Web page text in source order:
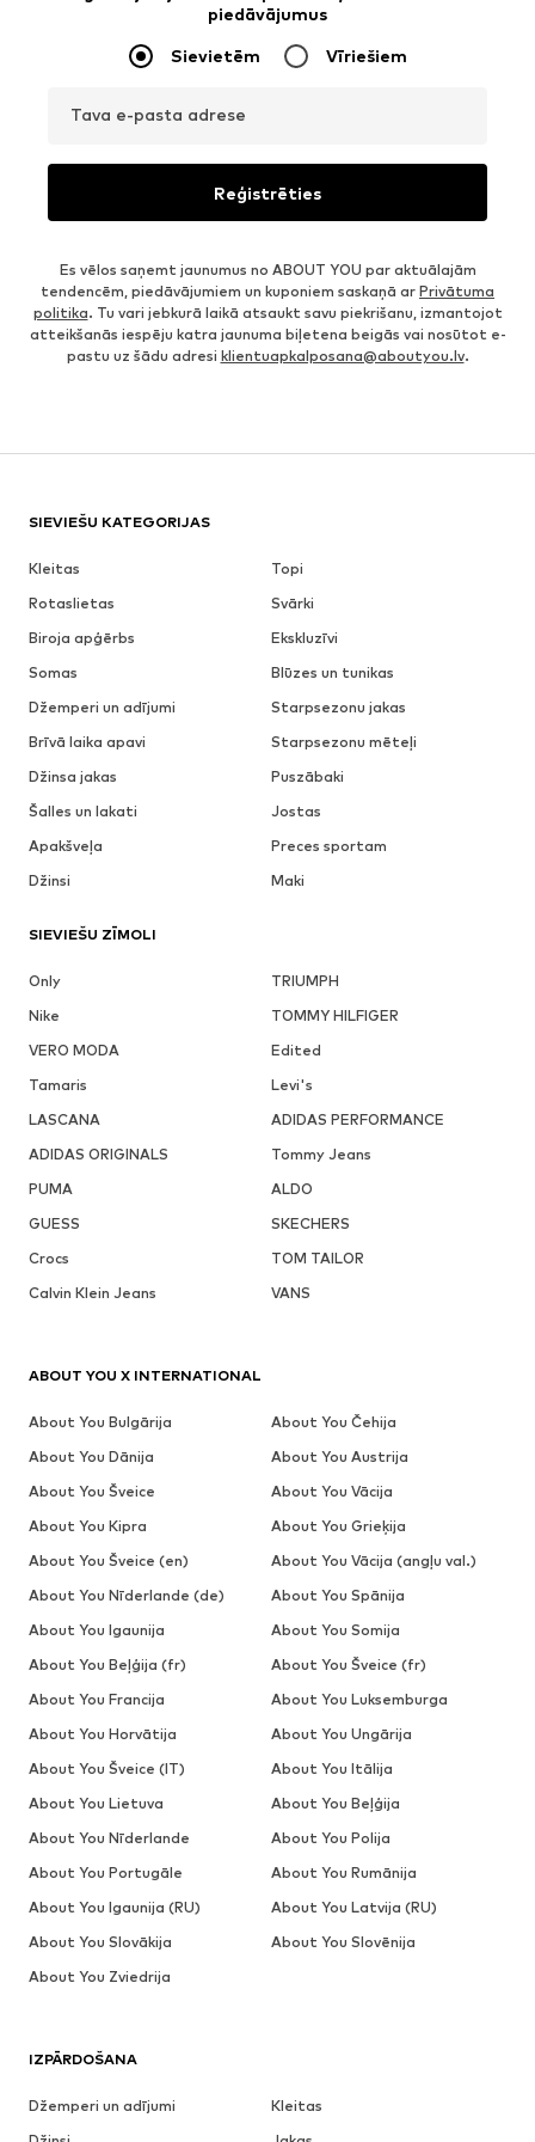
piedāvājumus
Sievietēm Vīriešiem
Tava e-pasta adrese
Reģistrēties
Es vēlos saņemt jaunumus no ABOUT YOU par aktuālajām
tendencēm, piedāvājumiem un kuponiem saskaņā ar Privātuma
politika. Tu vari jebkurā laikā atsaukt savu piekrišanu, izmantojot
atteikšanās iespēju katra jaunuma biļetena beigās vai nosūtot e-
pastu uz šādu adresi klientuapkalposana@aboutyou.lv.
SIEVIEŠU KATEGORIJAS
Kleitas
Topi
Rotaslietas
Svārki
Biroja apģērbs
Ekskluzīvi
Somas
Blūzes un tunikas
Džemperi un adījumi
Starpsezonu jakas
Brīvā laika apavi
Starpsezonu mēteļi
Džinsa jakas
Puszābaki
Šalles un lakati
Jostas
Apakšveļa
Preces sportam
Džinsi
Maki
SIEVIEŠU ZĪMOLI
Only
TRIUMPH
Nike
TOMMY HILFIGER
VERO MODA
Edited
Tamaris
Levi's
LASCANA
ADIDAS PERFORMANCE
ADIDAS ORIGINALS
Tommy Jeans
PUMA
ALDO
GUESS
SKECHERS
Crocs
TOM TAILOR
Calvin Klein Jeans
VANS
IZPĀRDOŠANA
Džemperi un adījumi
Kleitas
ABOUT YOU X INTERNATIONAL
About You Bulgārija
About You Čehija
About You Dānija
About You Austrija
About You Šveice
About You Vācija
About You Kipra
About You Grieķija
About You Šveice (en)
About You Vācija (angļu val.)
About You Nīderlande (de)
About You Spānija
About You Igaunija
About You Somija
About You Beļģija (fr)
About You Šveice (fr)
About You Francija
About You Luksemburga
About You Horvātija
About You Ungārija
About You Šveice (IT)
About You Itālija
About You Lietuva
About You Beļģija
About You Nīderlande
About You Polija
About You Portugāle
About You Rumānija
About You Igaunija (RU)
About You Latvija (RU)
About You Slovākija
About You Slovēnija
About You Zviedrija